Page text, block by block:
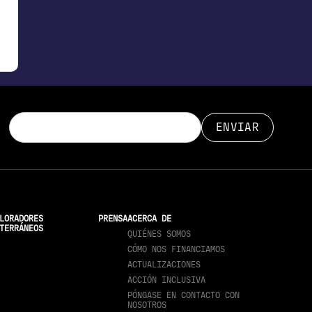
PRENSAACERCA DE
QUIÉNES SOMOS
CÓMO NOS FINANCIAMOS
ACTUALIZACIONES
ACCIÓN INCLUSIVA
PÓNGASE EN CONTACTO CON
NOSOTROS